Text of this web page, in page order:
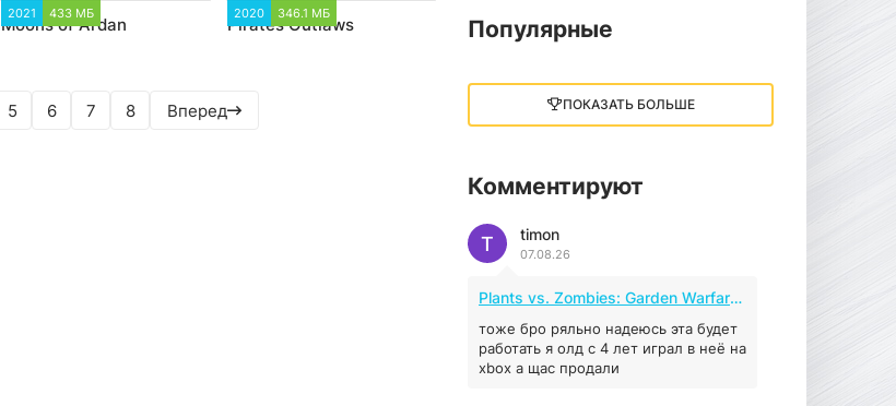
2021 433 МБ
Moons of Ardan
2020 346.1 МБ
Pirates Outlaws
5 6 7 8 Вперед
4.96 ГБ 2023
MAFIA: THE OLD
COUNTRY
44.98 ГБ
04.12.2025
Red Chaos - The Strict
Order
5.43 ГБ 2025
04.12.2025
Популярные
ПОКАЗАТЬ БОЛЬШЕ
Комментируют
timon
07.08.26
T
Plants vs. Zombies: Garden Warfare 2 (2016)
тоже бро ряльно надеюсь эта будет
работать я олд с 4 лет играл в неё на
xbox а щас продали